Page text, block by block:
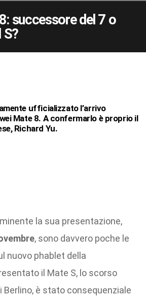
successore del 7 o
S?
ufficializzato l’arrivo
Mate 8. A confermarlo è proprio il
Richard Yu.
la sua presentazione,
, sono davvero poche le
nuovo phablet della
il Mate S, lo scorso
Berlino, è stato consequenziale